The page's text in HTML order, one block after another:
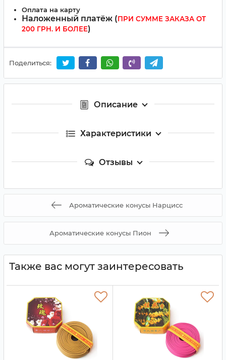
Оплата на карту
Наложенный платёж (ПРИ СУММЕ ЗАКАЗА ОТ
200 ГРН. И БОЛЕЕ)
Поделиться:
Описание
Характеристики
Отзывы
Ароматические конусы Нарцисс
Ароматические конусы Пион
Также вас могут заинтересовать